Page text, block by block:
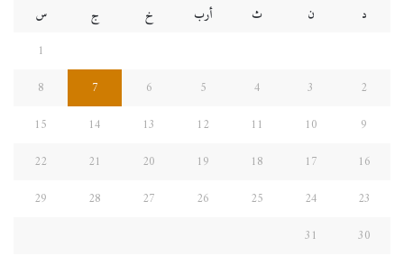
د
ن ث أرب خ ج
س
1
2
3
4
5
6
7
8
9
10
11
12
13
14
15
16
17
18
19
20
21
22
23
24
25
26
27
28
29
30
31